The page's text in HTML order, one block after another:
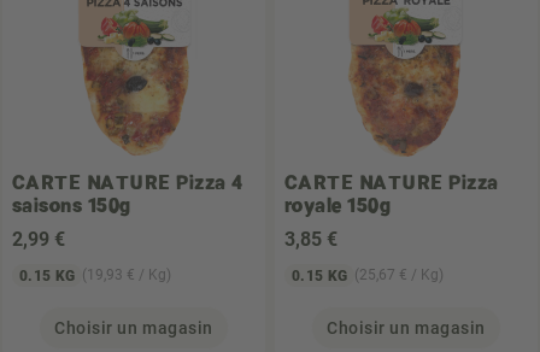
CARTE NATURE Pizza 4
saisons 150g
2,99 €
0.15 KG (19,93 € / Kg)
Choisir un magasin
CARTE NATURE Pizza
royale 150g
3,85 €
0.15 KG (25,67 € / Kg)
Choisir un magasin